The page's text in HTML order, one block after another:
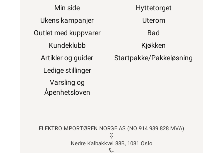
Min side
Ukens kampanjer
Outlet med kuppvarer
Kundeklubb
Artikler og guider
Ledige stillinger
Varsling og
Åpenhetsloven
Hyttetorget
Uterom
Bad
Kjøkken
Startpakke/Pakkeløsning
ELEKTROIMPORTØREN NORGE AS (NO 914 939 828 MVA)
Nedre Kalbakkvei 88B, 1081 Oslo